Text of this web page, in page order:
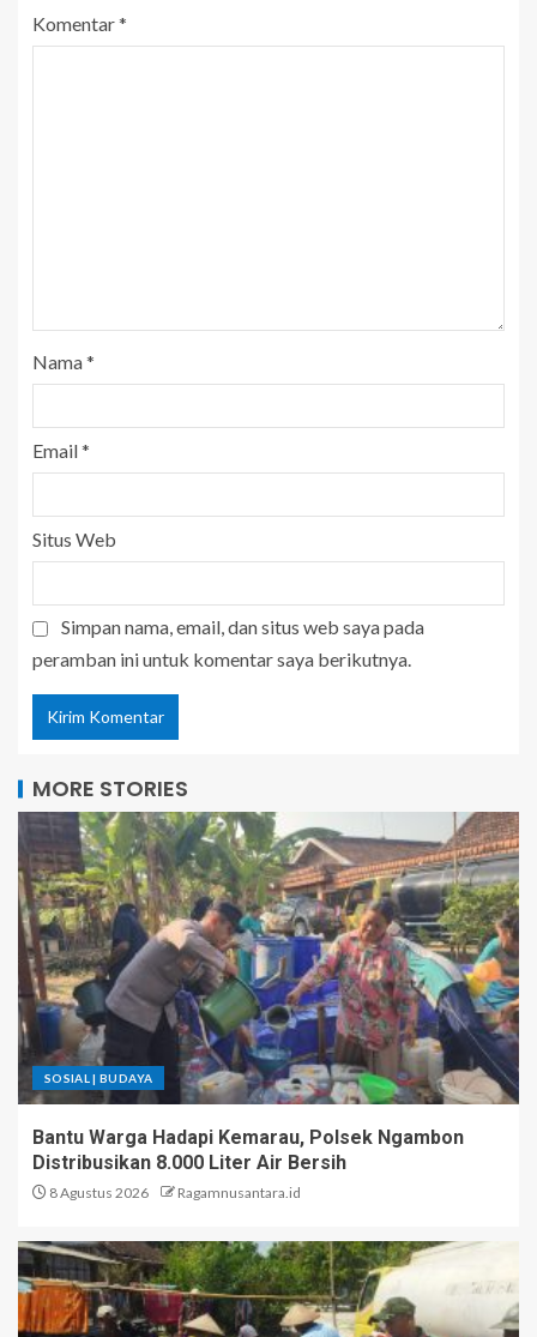
Komentar*
Nama*
Email*
Situs Web
Simpan nama, email, dan situs web saya pada
peramban ini untuk komentar saya berikutnya.
MORE STORIES
SOSIAL | BUDAYA
Bantu Warga Hadapi Kemarau, Polsek Ngambon
Distribusikan 8.000 Liter Air Bersih
8 Agustus 2026 Ragamnusantara.id